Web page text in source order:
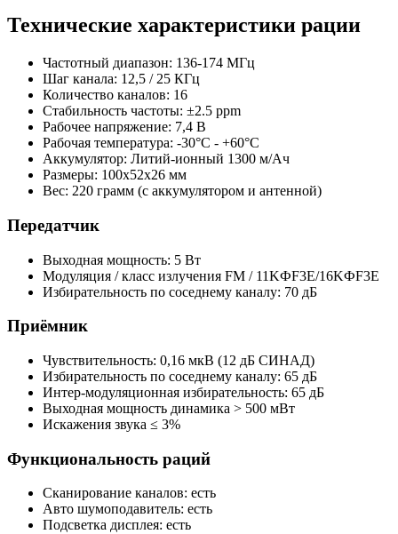
Технические характеристики рации
Частотный диапазон: 136-174 МГц
Шаг канала: 12,5 / 25 КГц
Количество каналов: 16
Стабильность частоты: ±2.5 ppm
Рабочее напряжение: 7,4 В
Рабочая температура: -30°С - +60°С
Аккумулятор: Литий-ионный 1300 м/Ач
Размеры: 100х52х26 мм
Вес: 220 грамм (с аккумулятором и антенной)
Передатчик
Выходная мощность: 5 Вт
Модуляция / класс излучения FM / 11KФF3E/16KФF3E
Избирательность по соседнему каналу: 70 дБ
Приёмник
Чувствительность: 0,16 мкВ (12 дБ СИНАД)
Избирательность по соседнему каналу: 65 дБ
Интер-модуляционная избирательность: 65 дБ
Выходная мощность динамика > 500 мВт
Искажения звука ≤ 3%
Функциональность раций
Сканирование каналов: есть
Авто шумоподавитель: есть
Подсветка дисплея: есть